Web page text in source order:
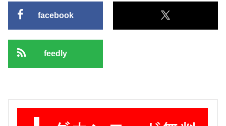
facebook
feedly